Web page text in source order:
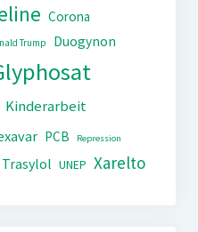
Corona
Trump
Duogynon
Kinderarbeit
PCB Repression
Trasylol UNEP Xarelto